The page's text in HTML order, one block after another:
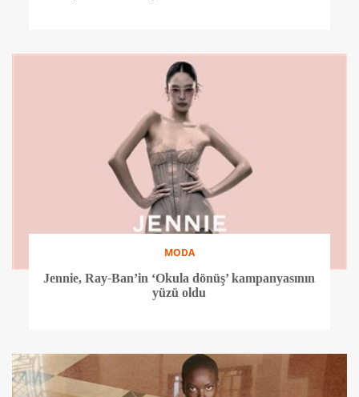
MODA
Jennie, Ray-Ban’in ‘Okula dönüş’ kampanyasının
yüzü oldu